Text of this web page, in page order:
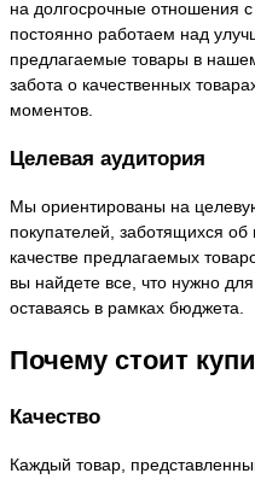
на долгосрочные отношения
постоянно работаем над
предлагаемые товары в
забота о качественных
моментов.
Целевая аудитория
Мы ориентированы на
покупателей, заботящихся
качестве предлагаемых
вы найдете все, что нужно
оставаясь в рамках бюджета.
Почему стоит
Качество
Каждый товар,